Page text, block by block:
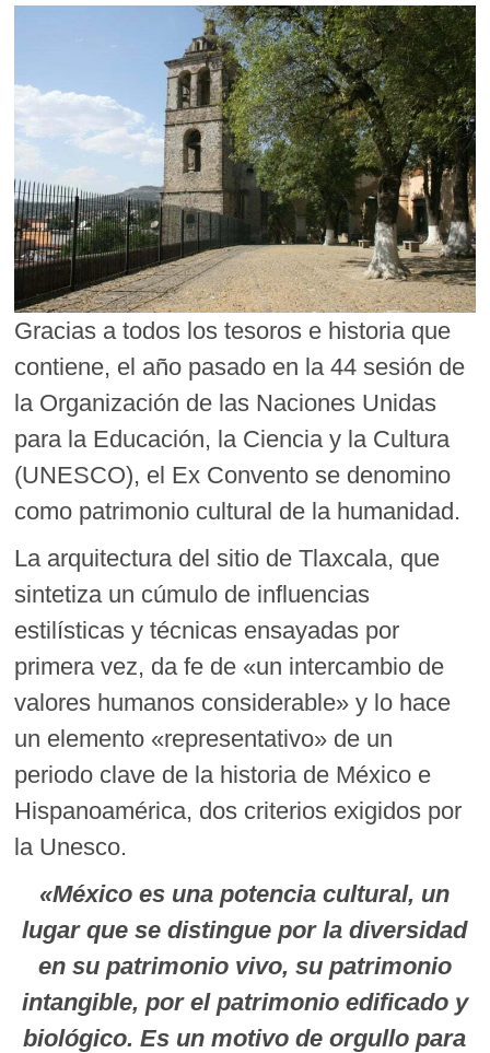
Gracias a todos los tesoros e historia que
contiene, el año pasado en la 44 sesión de
la Organización de las Naciones Unidas
para la Educación, la Ciencia y la Cultura
(UNESCO), el Ex Convento se denomino
como patrimonio cultural de la humanidad.
La arquitectura del sitio de Tlaxcala, que
sintetiza un cúmulo de influencias
estilísticas y técnicas ensayadas por
primera vez, da fe de «un intercambio de
valores humanos considerable» y lo hace
un elemento «representativo» de un
periodo clave de la historia de México e
Hispanoamérica, dos criterios exigidos por
la Unesco.
«México es una potencia cultural, un
lugar que se distingue por la diversidad
en su patrimonio vivo, su patrimonio
intangible, por el patrimonio edificado y
biológico. Es un motivo de orgullo para